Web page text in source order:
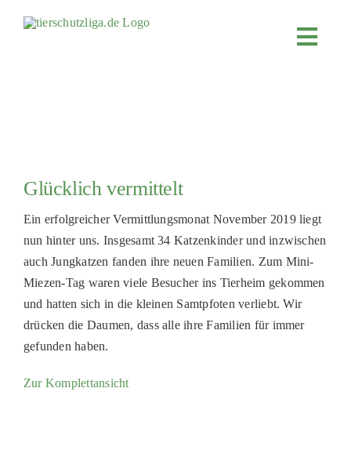
KOOPERATIONEN
4KIDS
TIERHEIMTIERE
TIERHEIME
Glücklich vermittelt
Ein erfolgreicher Vermittlungsmonat November 2019 liegt
nun hinter uns. Insgesamt 34 Katzenkinder und inzwischen
auch Jungkatzen fanden ihre neuen Familien. Zum Mini-
Miezen-Tag waren viele Besucher ins Tierheim gekommen
und hatten sich in die kleinen Samtpfoten verliebt. Wir
drücken die Daumen, dass alle ihre Familien für immer
gefunden haben.
Zur Komplettansicht